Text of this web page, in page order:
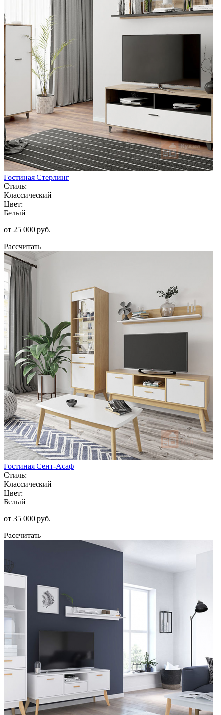
Гостиная Стерлинг
Стиль:
Классический
Цвет:
Белый
от 25 000 руб.
Рассчитать
Гостиная Сент-Асаф
Стиль:
Классический
Цвет:
Белый
от 35 000 руб.
Рассчитать